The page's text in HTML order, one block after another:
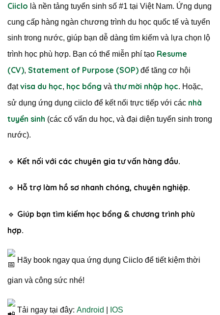
Ciiclo là nền tảng tuyển sinh số #1 tại Việt Nam. Ứng dụng
cung cấp hàng ngàn chương trình du học quốc tế và tuyển
sinh trong nước, giúp bạn dễ dàng tìm kiếm và lựa chọn lộ
trình học phù hợp. Bạn có thể miễn phí tạo Resume
(CV), Statement of Purpose (SOP) để tăng cơ hội
đạtvisa du học, học bổng và thư mời nhập học. Hoặc,
sử dụng ứng dụng ciiclo để kết nối trực tiếp với các nhà
tuyển sinh (các cố vấn du học, và đại diện tuyển sinh trong
nước).
🔹 Kết nối với các chuyên gia tư vấn hàng đầu.
🔹 Hỗ trợ làm hồ sơ nhanh chóng, chuyên nghiệp.
🔹 Giúp bạn tìm kiếm học bổng & chương trình phù
hợp.
Hãy book ngay qua ứng dụng Ciiclo để tiết kiệm thời
gian và công sức nhé!
Tải ngay tại đây: Android IOS